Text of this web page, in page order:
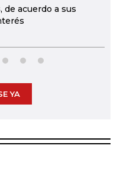
de acuerdo a sus
YA